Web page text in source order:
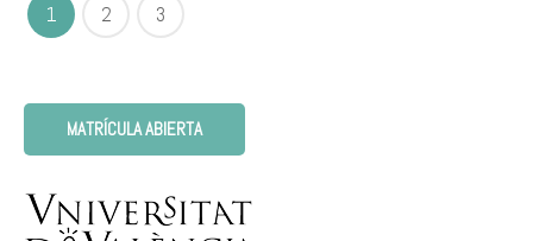
1 2 3
MATRÍCULA ABIERTA